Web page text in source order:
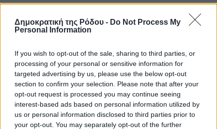
Δημοκρατική της Ρόδου - Do Not Process My
Personal Information
If you wish to opt-out of the sale, sharing to third parties, or
processing of your personal or sensitive information for
targeted advertising by us, please use the below opt-out
section to confirm your selection. Please note that after your
opt-out request is processed you may continue seeing
interest-based ads based on personal information utilized by
us or personal information disclosed to third parties prior to
your opt-out. You may separately opt-out of the further